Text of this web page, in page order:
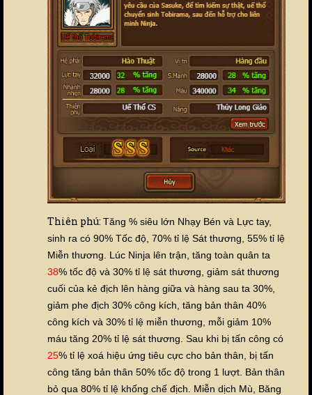
Thiên phú:Tăng % siêu lớn Nhạy Bén và Lực tay,
sinh ra có 90% Tốc độ, 70% tỉ lệ Sát thương, 55% tỉ lệ
Miễn thương. Lúc Ninja lên trận, tăng toàn quân ta
38% tốc độ và 30% tỉ lệ sát thương, giảm sát thương
cuối của kẻ địch lên hàng giữa và hàng sau ta 30%,
giảm phe địch 30% công kích, tăng bản thân 40%
công kích và 30% tỉ lệ miễn thương, mỗi giảm 10%
máu tăng 20% tỉ lệ sát thương. Sau khi bị tấn công có
25% tỉ lệ xoá hiệu ứng tiêu cực cho bản thân, bị tấn
công tăng bản thân 50% tốc độ trong 1 lượt. Bản thân
bỏ qua 80% tỉ lệ khống chế địch. Miễn dịch Mù, Băng